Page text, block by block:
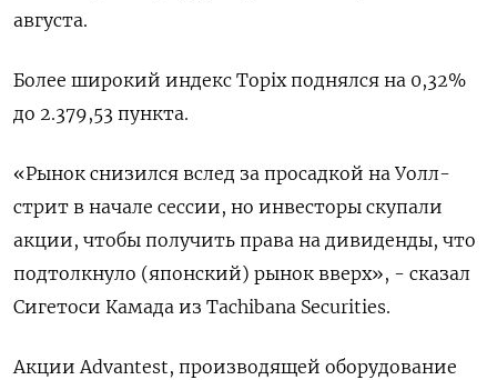
августа.
Более широкий индекс Topix поднялся на 0,32%
до 2.379,53 пункта.
«Рынок снизился вслед за просадкой на Уолл-
стрит в начале сессии, но инвесторы скупали
акции, чтобы получить права на дивиденды, что
подтолкнуло (японский) рынок вверх», - сказал
Сигетоси Камада из Tachibana Securities.
Акции Advantest, производящей оборудование